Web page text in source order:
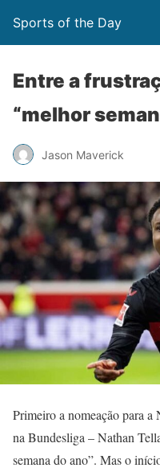
Sports of the Day
Entre a
“melhor
Jason Maverick
Primeiro a nomeação para a
na Bundesliga – Nathan
semana do ano”. Mas o